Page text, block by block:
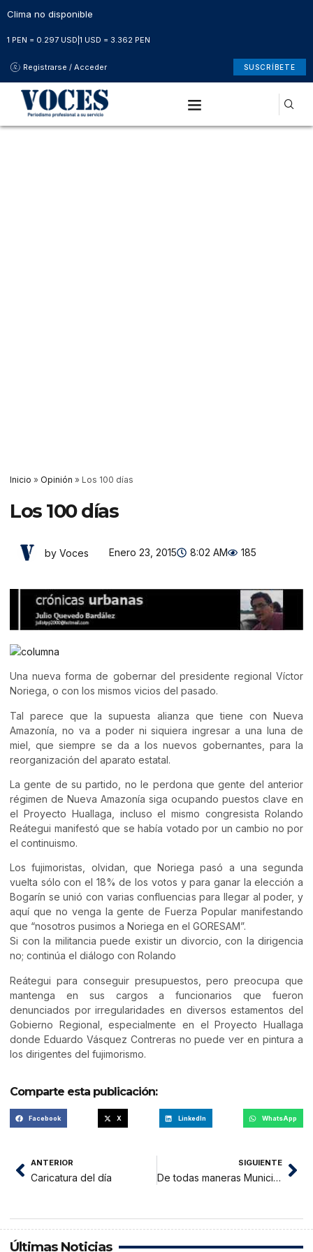
Clima no disponible
1 PEN = 0.297 USD 1 USD = 3.362 PEN
Registrarse / Acceder SUSCRÍBETE
Inicio » Opinión » Los 100 días
Los 100 días
by Voces Enero 23, 2015 8:02 AM 185
Una nueva forma de gobernar del presidente regional Víctor
Noriega, o con los mismos vicios del pasado.
Tal parece que la supuesta alianza que tiene con Nueva
Amazonía, no va a poder ni siquiera ingresar a una luna de
miel, que siempre se da a los nuevos gobernantes, para la
reorganización del aparato estatal.
La gente de su partido, no le perdona que gente del anterior
régimen de Nueva Amazonía siga ocupando puestos clave en
el Proyecto Huallaga, incluso el mismo congresista Rolando
Reátegui manifestó que se había votado por un cambio no por
el continuismo.
Los fujimoristas, olvidan, que Noriega pasó a una segunda
vuelta sólo con el 18% de los votos y para ganar la elección a
Bogarín se unió con varias confluencias para llegar al poder, y
aquí que no venga la gente de Fuerza Popular manifestando
que “nosotros pusimos a Noriega en el GORESAM”.
Si con la militancia puede existir un divorcio, con la dirigencia
no; continúa el diálogo con Rolando
Reátegui para conseguir presupuestos, pero preocupa que
mantenga en sus cargos a funcionarios que fueron
denunciados por irregularidades en diversos estamentos del
Gobierno Regional, especialmente en el Proyecto Huallaga
donde Eduardo Vásquez Contreras no puede ver en pintura a
los dirigentes del fujimorismo.
Comparte esta publicación:
Facebook X LinkedIn WhatsApp
ANTERIOR
Caricatura del día
SIGUIENTE
De todas maneras Municipalidad de La Banda comprará pool de maquinarias
Últimas Noticias